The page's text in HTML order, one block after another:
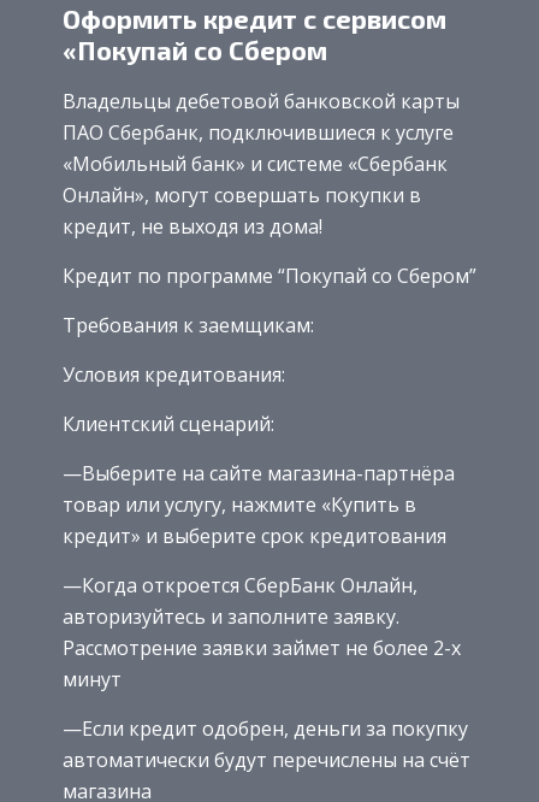
Оформить кредит с сервисом
«Покупай со Сбером
Владельцы дебетовой банковской карты
ПАО Сбербанк, подключившиеся к услуге
«Мобильный банк» и системе «Сбербанк
Онлайн», могут совершать покупки в
кредит, не выходя из дома!
Кредит по программе “Покупай со Сбером”
Требования к заемщикам:
Условия кредитования:
Клиентский сценарий:
—Выберите на сайте магазина-партнёра
товар или услугу, нажмите «Купить в
кредит» и выберите срок кредитования
—Когда откроется СберБанк Онлайн,
авторизуйтесь и заполните заявку.
Рассмотрение заявки займет не более 2-х
минут
—Если кредит одобрен, деньги за покупку
автоматически будут перечислены на счёт
магазина